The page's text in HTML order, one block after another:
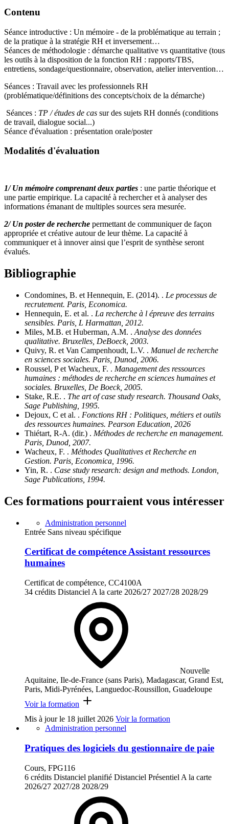
Contenu
Séance introductive : Un mémoire - de la problématique au terrain ;
de la pratique à la stratégie RH et inversement…
Séances de méthodologie : démarche qualitative vs quantitative (tous
les outils à la disposition de la fonction RH : rapports/TBS,
entretiens, sondage/questionnaire, observation, atelier intervention…
Séances : Travail avec les professionnels RH
(problématique/définitions des concepts/choix de la démarche)
Séances : TP / études de cas sur des sujets RH donnés (conditions
de travail, dialogue social...)
Séance d'évaluation : présentation orale/poster
Modalités d'évaluation
1/ Un mémoire comprenant deux parties : une partie théorique et
une partie empirique. La capacité à rechercher et à analyser des
informations émanant de multiples sources sera mesurée.
2/ Un poster de recherche permettant de communiquer de façon
appropriée et créative autour de leur thème. La capacité à
communiquer et à innover ainsi que l’esprit de synthèse seront
évalués.
Bibliographie
Condomines, B. et Hennequin, E. (2014). . Le processus de
recrutement. Paris, Economica.
Hennequin, E. et al. . La recherche à l épreuve des terrains
sensibles. Paris, L Harmattan, 2012.
Miles, M.B. et Huberman, A.M. . Analyse des données
qualitative. Bruxelles, DeBoeck, 2003.
Quivy, R. et Van Campenhoudt, L.V. . Manuel de recherche
en sciences sociales. Paris, Dunod, 2006.
Roussel, P et Wacheux, F. . Management des ressources
humaines : méthodes de recherche en sciences humaines et
sociales. Bruxelles, De Boeck, 2005.
Stake, R.E. . The art of case study research. Thousand Oaks,
Sage Publishing, 1995.
Dejoux, C et al. . Fonctions RH : Politiques, métiers et outils
des ressources humaines. Pearson Education, 2026
Thiétart, R-A. (dir.) . Méthodes de recherche en management.
Paris, Dunod, 2007.
Wacheux, F. . Méthodes Qualitatives et Recherche en
Gestion. Paris, Economica, 1996.
Yin, R. . Case study research: design and methods. London,
Sage Publications, 1994.
Ces formations pourraient vous intéresser
Administration personnel
Entrée Sans niveau spécifique
Certificat de compétence Assistant ressources
humaines
Certificat de compétence, CC4100A
34 crédits Distanciel A la carte 2026/27 2027/28 2028/29
Nouvelle
Aquitaine, Ile-de-France (sans Paris), Madagascar, Grand Est,
Paris, Midi-Pyrénées, Languedoc-Roussillon, Guadeloupe
Voir la formation
Mis à jour le 18 juillet 2026 Voir la formation
Administration personnel
Pratiques des logiciels du gestionnaire de paie
Cours, FPG116
6 crédits Distanciel planifié Distanciel Présentiel A la carte
2026/27 2027/28 2028/29